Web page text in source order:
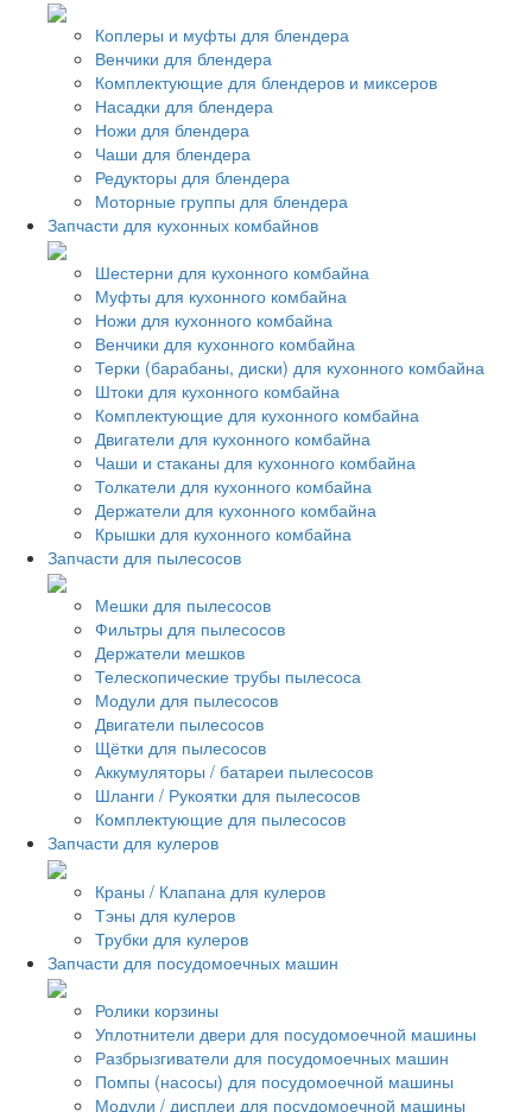
Коплеры и муфты для блендера
Венчики для блендера
Комплектующие для блендеров и миксеров
Насадки для блендера
Ножи для блендера
Чаши для блендера
Редукторы для блендера
Моторные группы для блендера
Запчасти для кухонных комбайнов
Шестерни для кухонного комбайна
Муфты для кухонного комбайна
Ножи для кухонного комбайна
Венчики для кухонного комбайна
Терки (барабаны, диски) для кухонного комбайна
Штоки для кухонного комбайна
Комплектующие для кухонного комбайна
Двигатели для кухонного комбайна
Чаши и стаканы для кухонного комбайна
Толкатели для кухонного комбайна
Держатели для кухонного комбайна
Крышки для кухонного комбайна
Запчасти для пылесосов
Мешки для пылесосов
Фильтры для пылесосов
Держатели мешков
Телескопические трубы пылесоса
Модули для пылесосов
Двигатели пылесосов
Щётки для пылесосов
Аккумуляторы / батареи пылесосов
Шланги / Рукоятки для пылесосов
Комплектующие для пылесосов
Запчасти для кулеров
Краны / Клапана для кулеров
Тэны для кулеров
Трубки для кулеров
Запчасти для посудомоечных машин
Ролики корзины
Уплотнители двери для посудомоечной машины
Разбрызгиватели для посудомоечных машин
Помпы (насосы) для посудомоечной машины
Модули / дисплеи для посудомоечной машины